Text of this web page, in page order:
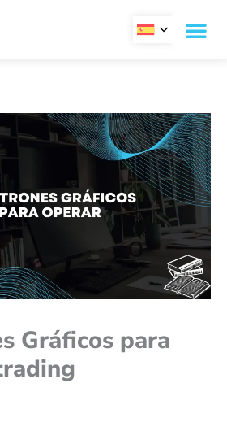
Gráficos para